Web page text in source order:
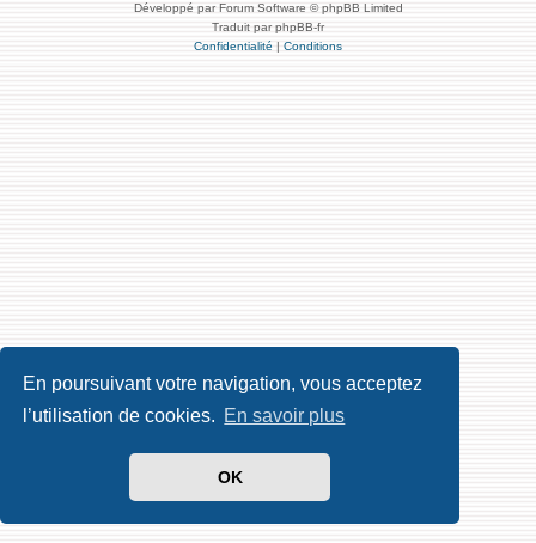
En poursuivant votre navigation, vous acceptez
l’utilisation de cookies. En savoir plus
OK
Développé par Forum Software © phpBB Limited
Traduit par phpBB-fr
Confidentialité | Conditions